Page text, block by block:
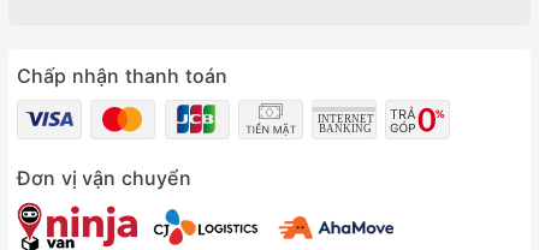
Chấp nhận thanh toán
Đơn vị vận chuyển